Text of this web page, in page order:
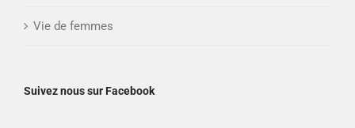
Vie de femmes
Suivez nous sur Facebook